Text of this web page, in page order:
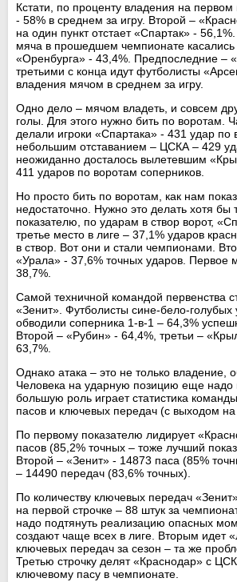
Кстати, по проценту владения на
- 58% в среднем за игру. Второй –
на один пункт отстает «Спартак» -
мяча в прошедшем чемпионате касались
«Оренбурга» - 43,4%. Предпоследние –
третьими с конца идут футболисты
владения мячом в среднем за игру.
Одно дело – мячом владеть, и совсем
голы. Для этого нужно бить по воротам.
делали игроки «Спартака» - 431 удар по
небольшим отставанием – ЦСКА – 429
неожиданно досталось вылетевшим
411 ударов по воротам соперников.
Но просто бить по воротам, как нам
недостаточно. Нужно это делать хотя бы
показателю, по ударам в створ ворот,
третье место в лиге – 37,1% ударов
в створ. Вот они и стали чемпионами.
«Урала» - 37,6% точных ударов. Первое
38,7%.
Самой техничной командой первенства
«Зенит». Футболисты сине-бело-голубых
обводили соперника 1-в-1 – 64,3%
Второй – «Рубин» - 64,4%, третьи –
63,7%.
Однако атака – это не только владение,
Человека на ударную позицию еще надо
большую роль играет статистика
пасов и ключевых передач (с выходом
По первому показателю лидирует
пасов (85,2% точных – тоже лучший
Второй – «Зенит» - 14873 паса (85%
– 14490 передач (83,6% точных).
По количеству ключевых передач
на первой строчке – 88 штук за
надо подтянуть реализацию опасных
создают чаще всех в лиге. Вторым идет
ключевых передач за сезон – та же
Третью строчку делят «Краснодар» с
ключевому пасу в чемпионате.